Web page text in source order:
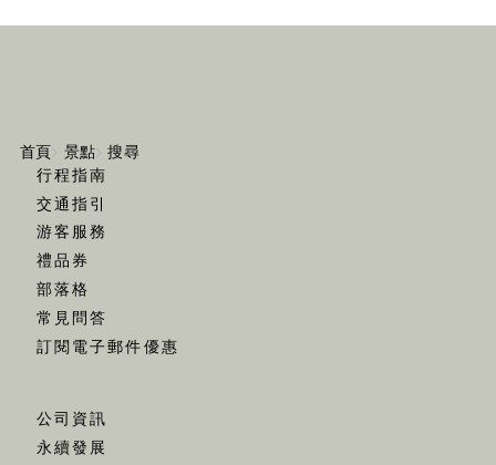
首頁 景點
搜尋
行程指南
交通指引
游客服務
禮品券
部落格
常見問答
訂閱電子郵件優惠
公司資訊
永續發展